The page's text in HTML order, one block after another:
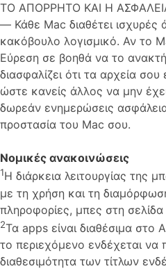
ΤΟ ΑΠΟΡΡΗΤΟ ΚΑΙ Η
— Κάθε Mac διαθέτει ισχυρές
κακόβουλο λογισμικό. Αν το
Εύρεση σε βοηθά να το
διασφαλίζει ότι τα αρχεία
ώστε κανείς άλλος να μην
δωρεάν ενημερώσεις
προστασία του Mac σου.
Νομικές ανακοινώσεις
1Η διάρκεια λειτουργίας της
με τη χρήση και τη
πληροφορίες, μπες στη σελίδα
2Τα apps είναι διαθέσιμα στο
το περιεχόμενο ενδέχεται να
διαθεσιμότητα των τίτλων